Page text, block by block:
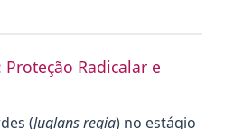
Proteção Radicalar e
(Juglans regia) no estágio